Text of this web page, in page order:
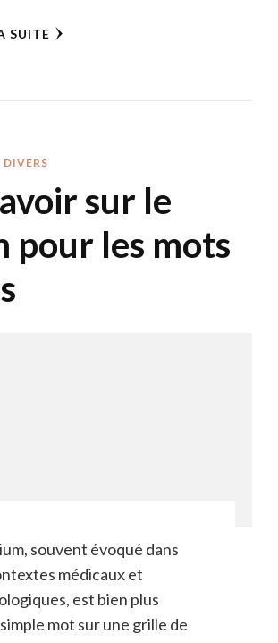
SUITE
DIVERS
sur le
pour les mots
souvent évoqué dans
médicaux et
est bien plus
mot sur une grille de